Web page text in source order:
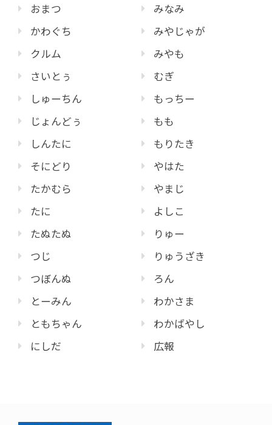
おまつ
かわぐち
クルム
さいとぅ
しゅーちん
じょんどぅ
しんたに
そにどり
たかむら
たに
たぬたぬ
つじ
つぼんぬ
とーみん
ともちゃん
にしだ
みなみ
みやじゃが
みやも
むぎ
もっちー
もも
もりたき
やはた
やまじ
よしこ
りゅー
りゅうざき
ろん
わかさま
わかばやし
広報